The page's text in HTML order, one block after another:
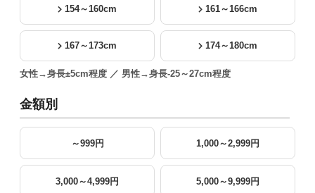
154～160cm 161～166cm
167～173cm 174～180cm
女性→身長±5cm程度 ／ 男性→身長-25～27cm程度
金額別
～999円 1,000～2,999円
3,000～4,999円 5,000～9,999円